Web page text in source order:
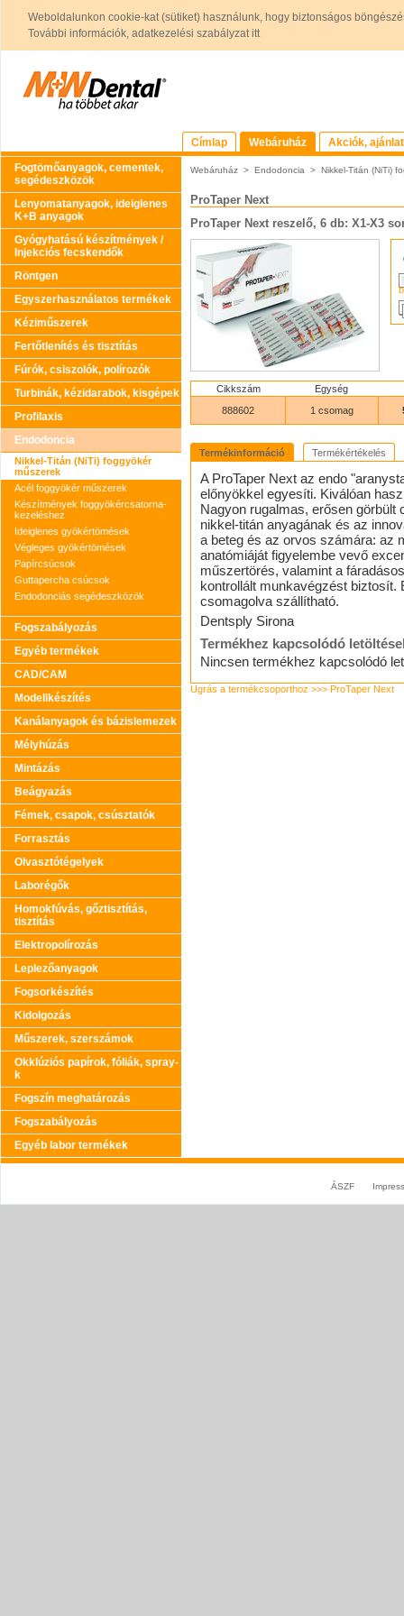
Weboldalunkon cookie-kat (sütiket) használunk, hogy biztonságos
További információk, adatkezelési szabályzat itt
Címlap Webáruház
Akciók,
Fogtömőanyagok, cementek,
segédeszközök
Lenyomatanyagok, ideiglenes
K+B anyagok
Gyógyhatású készítmények /
Injekciós fecskendők
Röntgen
Egyszerhasználatos termékek
Kéziműszerek
Fertőtlenítés és tisztítás
Fúrók, csiszolók, polírozók
Turbinák, kézidarabok, kisgépek
Profilaxis
Endodoncia
Nikkel-Titán (NiTi) foggyökér
műszerek
Acél foggyökér műszerek
Készítmények foggyökércsatorna-
kezeléshez
Ideiglenes gyökértömések
Végleges gyökértömések
Papírcsúcsok
Guttapercha csúcsok
Endodonciás segédeszközök
Fogszabályozás
Egyéb termékek
CAD/CAM
Modellkészítés
Kanálanyagok és bázislemezek
Mélyhúzás
Mintázás
Beágyazás
Fémek, csapok, csúsztatók
Forrasztás
Olvasztótégelyek
Laborégők
Homokfúvás, gőztisztítás,
tisztítás
Elektropolírozás
Leplezőanyagok
Fogsorkészítés
Kidolgozás
Műszerek, szerszámok
Okklúziós papírok, fóliák, spray-
k
Fogszín meghatározás
Fogszabályozás
Egyéb labor termékek
Webáruház > Endodoncia > Nikkel-Titán (NiTi)
ProTaper Next
ProTaper Next reszelő, 6 db: X1-X3
Cikkszám
Egység
888602
1 csomag
Termékinformáció Termékértékelés
A ProTaper Next az endo
előnyökkel egyesíti. Kiválóan
Nagyon rugalmas, erősen görbült
nikkel-titán anyagának és az
a beteg és az orvos számára: az
anatómiáját figyelembe vevő
műszertörés, valamint a
kontrollált munkavégzést biztosít.
csomagolva szállítható.
Dentsply Sirona
Termékhez kapcsolódó
Nincsen termékhez kapcsolódó
Ugrás a termékcsoporthoz >>> ProTaper Next
ÁSZF